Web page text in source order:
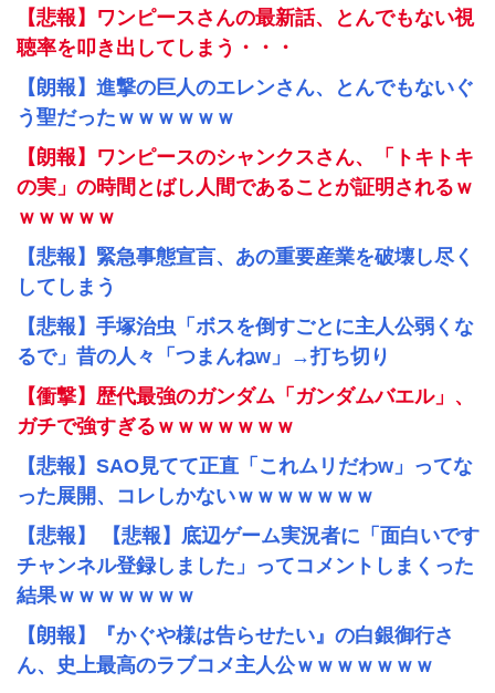
【悲報】ワンピースさんの最新話、とんでもない視
聴率を叩き出してしまう・・・
【朗報】進撃の巨人のエレンさん、とんでもないぐ
う聖だったｗｗｗｗｗｗ
【朗報】ワンピースのシャンクスさん、「トキトキ
の実」の時間とばし人間であることが証明されるｗ
ｗｗｗｗｗ
【悲報】緊急事態宣言、あの重要産業を破壊し尽く
してしまう
【悲報】手塚治虫「ボスを倒すごとに主人公弱くな
るで」昔の人々「つまんねw」→打ち切り
【衝撃】歴代最強のガンダム「ガンダムバエル」、
ガチで強すぎるｗｗｗｗｗｗｗ
【悲報】SAO見てて正直「これムリだわw」ってな
った展開、コレしかないｗｗｗｗｗｗｗ
【悲報】 【悲報】底辺ゲーム実況者に「面白いです
チャンネル登録しました」ってコメントしまくった
結果ｗｗｗｗｗｗｗ
【朗報】『かぐや様は告らせたい』の白銀御行さ
ん、史上最高のラブコメ主人公ｗｗｗｗｗｗｗ